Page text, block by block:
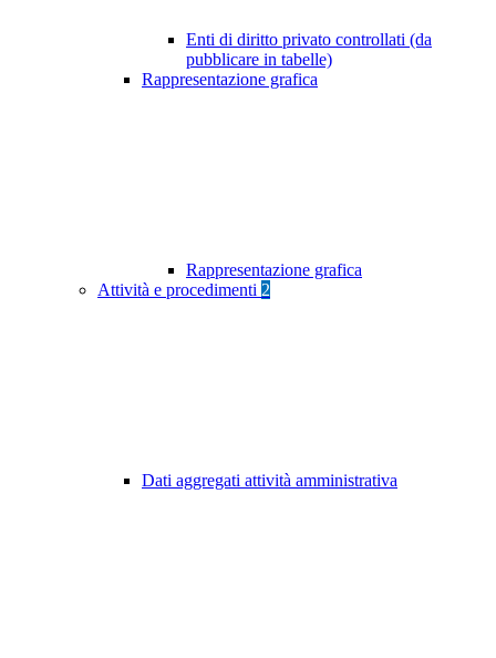
Enti di diritto privato controllati (da
pubblicare in tabelle)
Rappresentazione grafica
Rappresentazione grafica
Attività e procedimenti 2
Dati aggregati attività amministrativa